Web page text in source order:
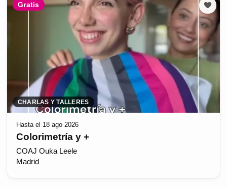
Gratis
CHARLAS Y TALLERES
Hasta el 18 ago 2026
Colorimetría y +
COAJ Ouka Leele
Madrid